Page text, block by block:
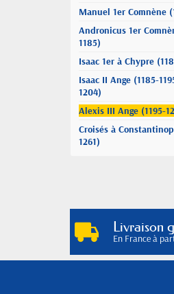
Manuel 1er Comnène
Andronicus 1er
1185)
Isaac 1er à Chypre
Isaac II Ange (1185-
1204)
Alexis III Ange (1195-
Croisés à
1261)
Livraison
En France à